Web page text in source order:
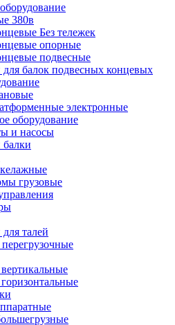
380в
Без тележек
опорные
подвесные
балок подвесных концевых
электронные
оборудование
и насосы
грузовые
талей